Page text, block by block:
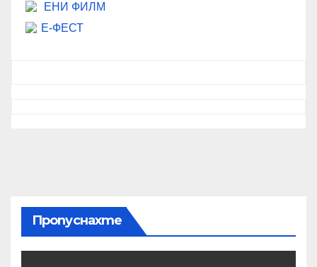
ЕНИ ФИЛМ
Е-ФЕСТ
Пропуснахте